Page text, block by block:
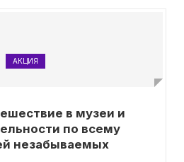
АКЦИЯ
в музеи и
по всему
незабываемых